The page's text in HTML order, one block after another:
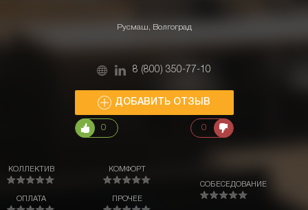
Русмаш, Волгоград
8 (800) 350-77-10
ДОБАВИТЬ ОТЗЫВ
0 0
КОЛЛЕКТИВ
ОПЛАТА
КОМФОРТ
ПРОЧЕЕ
СОБЕСЕДОВАНИЕ